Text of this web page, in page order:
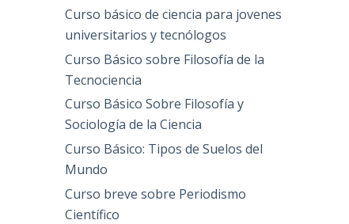
Curso básico de ciencia para jovenes
universitarios y tecnólogos
Curso Básico sobre Filosofía de la
Tecnociencia
Curso Básico Sobre Filosofía y
Sociología de la Ciencia
Curso Básico: Tipos de Suelos del
Mundo
Curso breve sobre Periodismo
Científico